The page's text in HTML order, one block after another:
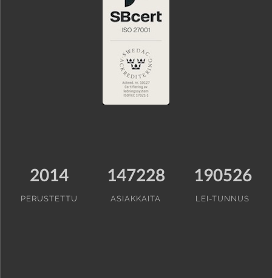
2014
PERUSTETTU
147228
ASIAKKAITA
190526
LEI-TUNNUS